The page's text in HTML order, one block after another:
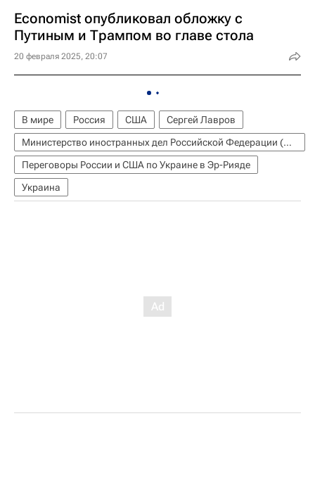
Economist опубликовал обложку с
Путиным и Трампом во главе стола
20 февраля 2025, 20:07
В мире Россия США
Сергей Лавров
Министерство иностранных дел Российской Федерации (МИД РФ)
Переговоры России и США по Украине в Эр-Рияде
Украина